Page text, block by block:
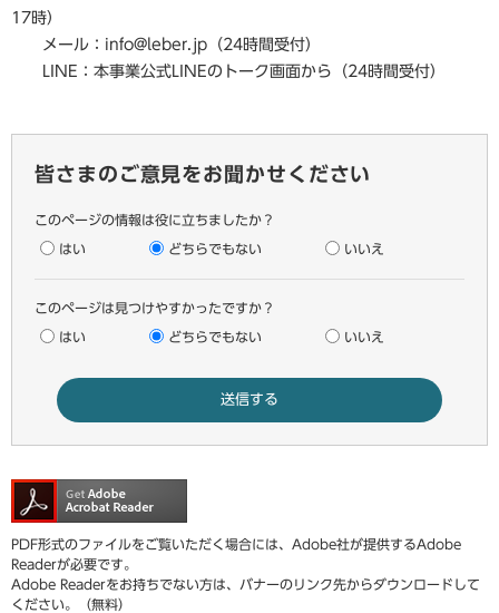
17時）
メール：info@leber.jp（24時間受付）
LINE：本事業公式LINEのトーク画面から（24時間受付）
皆さまのご意見をお聞かせください
このページの情報は役に立ちましたか？
はい どちらでもない いいえ
このページは見つけやすかったですか？
はい どちらでもない いいえ
PDF形式のファイルをご覧いただく場合には、Adobe社が提供するAdobe
Readerが必要です。
Adobe Readerをお持ちでない方は、バナーのリンク先からダウンロードして
ください。（無料）